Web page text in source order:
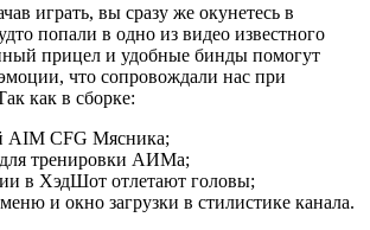
играть, вы сразу же окунетесь в
попали в одно из видео известного
прицел и удобные бинды помогут
что сопровождали нас при
как в сборке:
AIM CFG Мясника;
тренировки АИМа;
в ХэдШот отлетают головы;
и окно загрузки в стилистике канала.